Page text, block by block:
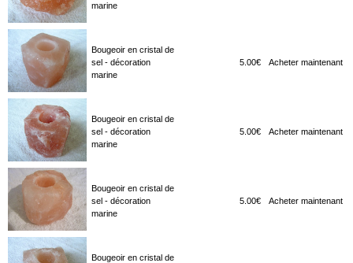
marine
Bougeoir en cristal de
sel - décoration
marine
5.00€ Acheter maintenant
Bougeoir en cristal de
sel - décoration
marine
5.00€ Acheter maintenant
Bougeoir en cristal de
sel - décoration
marine
5.00€ Acheter maintenant
Bougeoir en cristal de